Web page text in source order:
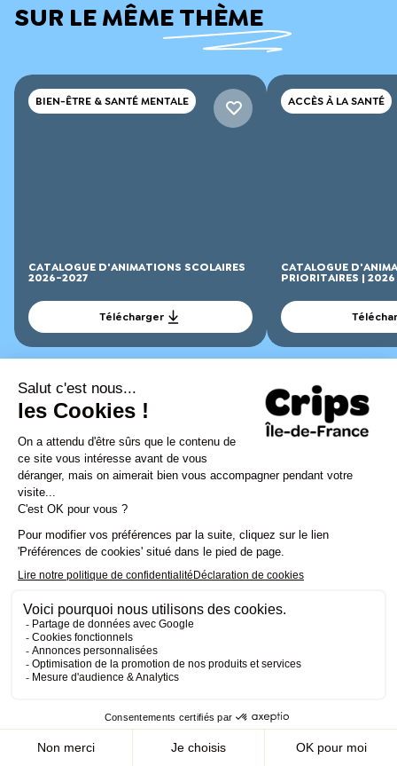
Rechercher
SUR LE MÊME THÈME
BIEN-ÊTRE & SANTÉ MENTALE
CATALOGUE D'ANIMATIONS SCOLAIRES
2026-2027
Télécharger
ACCÈS À LA SANTÉ
CATALOGUE
PRIORITAIRES | 2026
Accueil
Restons en lien :
on vous écrit
concernant et ne pas manquer les
événements à venir.
J’accepter la Politique de confidentialité et les conditions
d'utilisation du CRIPS IDF. *